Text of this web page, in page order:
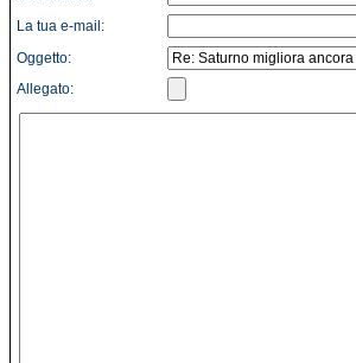
La tua e-mail:
Oggetto:
Allegato: